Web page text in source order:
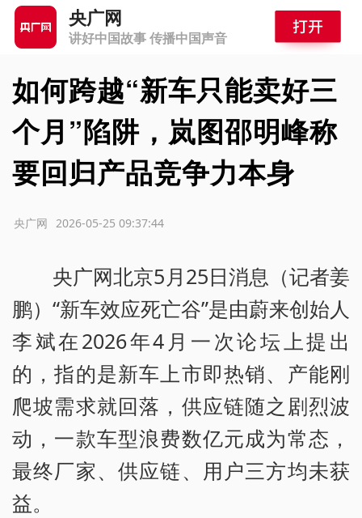
央广网
讲好中国故事 传播中国声音
如何跨越“新车只能卖好三
个月”陷阱，岚图邵明峰称
要回归产品竞争力本身
2026-05-25 09:37:44
央广网
央广网北京5月25日消息（记者姜
鹏）“新车效应死亡谷”是由蔚来创始人
李斌在2026年4月一次论坛上提出
的，指的是新车上市即热销、产能刚
爬坡需求就回落，供应链随之剧烈波
动，一款车型浪费数亿元成为常态，
最终厂家、供应链、用户三方均未获
益。